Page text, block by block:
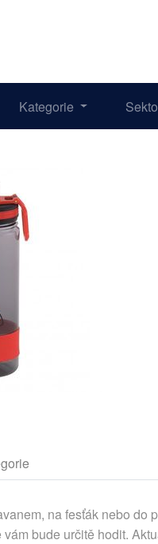
Kategorie
na fesťák nebo do
vám bude určitě hodit.